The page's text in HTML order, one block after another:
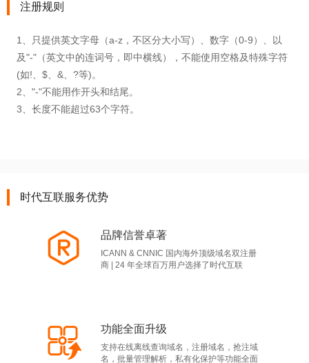
注册规则
1、只提供英文字母（a-z，不区分大小写）、数字（0-9）、以
及"-"（英文中的连词号，即中横线），不能使用空格及特殊字符
(如!、$、&、?等)。
2、"-"不能用作开头和结尾。
3、长度不能超过63个字符。
时代互联服务优势
品牌信誉卓著
ICANN & CNNIC 国内海外顶级域名双注册
商 | 24 年全球百万用户选择了时代互联
功能全面升级
支持在线离线查询域名，注册域名，抢注域
名，批量管理解析，私有化保护等功能全面